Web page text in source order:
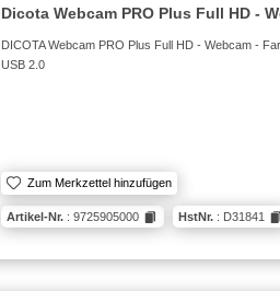
Dicota Webcam PRO Plus Full HD -
DICOTA Webcam PRO Plus Full HD - Webcam -
USB 2.0
Zum Merkzettel hinzufügen
Artikel-Nr. : 9725905000 HstNr. : D31841